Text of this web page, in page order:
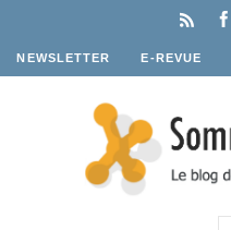
NEWSLETTER E-REVUE